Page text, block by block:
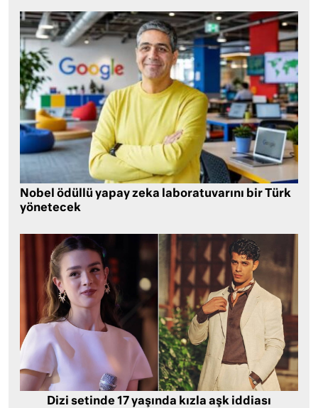
Nobel ödüllü yapay zeka laboratuvarını bir Türk
yönetecek
Dizi setinde 17 yaşında kızla aşk iddiası